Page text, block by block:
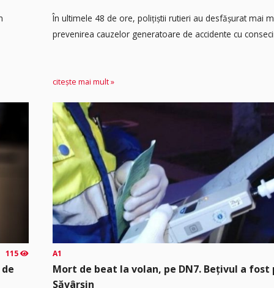
În ultimele 48 de ore, polițiștii rutieri au desfășurat mai
prevenirea cauzelor generatoare de accidente cu
citește mai mult »
115 A1
Mort de beat la volan, pe DN7. Bețivul a fost
Săvârșin